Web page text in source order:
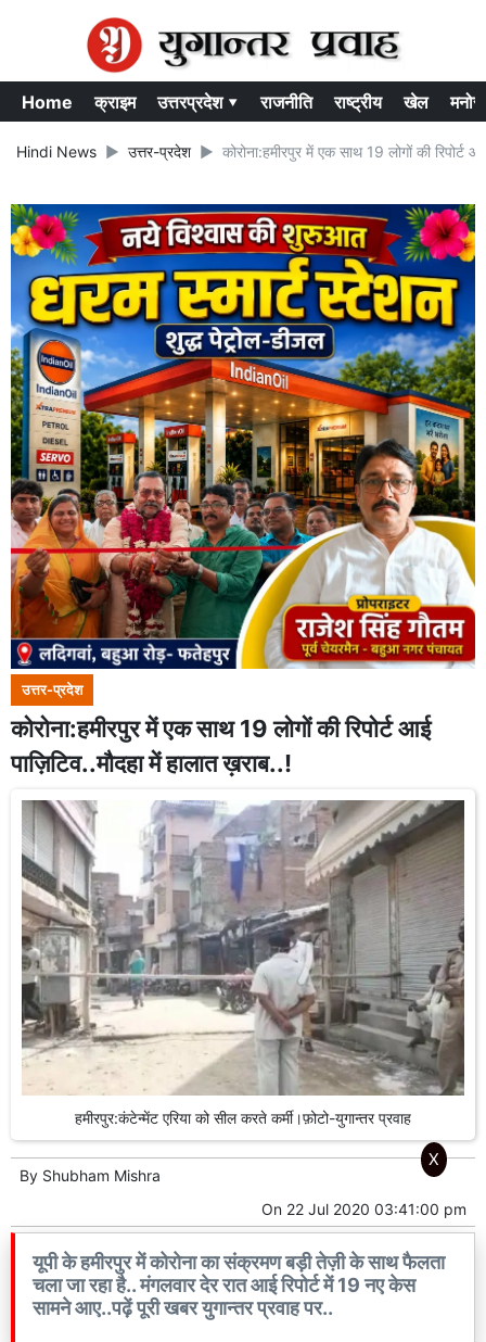
Home क्राइम उत्तरप्रदेश ▾ राजनीति राष्ट्रीय खेल
Hindi News उत्तर-प्रदेश कोरोना:हमीरपुर में एक साथ 19 लोगों की रिपोर्ट
उत्तर-प्रदेश
कोरोना:हमीरपुर में एक साथ 19 लोगों की रिपोर्ट आई
पाज़िटिव..मौदहा में हालात ख़राब..!
हमीरपुर:कंटेन्मेंट एरिया को सील करते कर्मी।फ़ोटो-युगान्तर प्रवाह
By Shubham Mishra
On 22 Jul 2020 03:41:00 pm
यूपी के हमीरपुर में कोरोना का संक्रमण बड़ी तेज़ी के साथ फैलता
चला जा रहा है.. मंगलवार देर रात आई रिपोर्ट में 19 नए केस
सामने आए..पढ़ें पूरी खबर युगान्तर प्रवाह पर..
X